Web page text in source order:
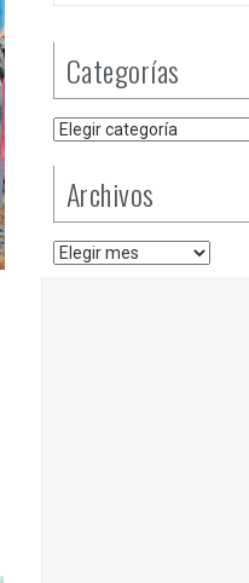
Categorías
Categorías
Archivos
Archivos